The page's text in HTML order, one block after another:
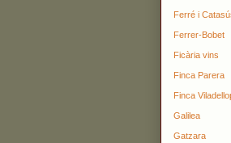
Ferré i
Ferrer-Bobet
Ficària vins
Finca Parera
Finca
Galilea
Gatzara